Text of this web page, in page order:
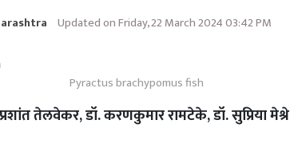
Updated on Friday, 22 March 2024 03:42 PM
Pyractus brachypomus fish
तेलवेकर, डॉ. करणकुमार रामटेके, डॉ. सुप्रिया मेश्रे